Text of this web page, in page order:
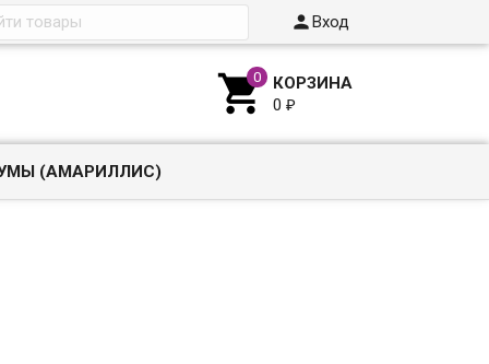
Вход
 КОРЗИНА
0₽
(АМАРИЛЛИС)